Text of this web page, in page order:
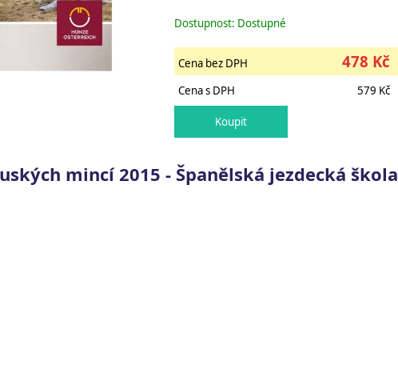
Dostupnost: Dostupné
Cena bez DPH 478 Kč
Cena s DPH
579 Kč
mincí 2015 - Španělská jezdecká škola